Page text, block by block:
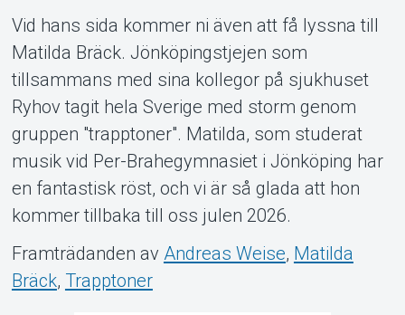
Vid hans sida kommer ni även att få lyssna till
Matilda Bräck. Jönköpingstjejen som
tillsammans med sina kollegor på sjukhuset
Ryhov tagit hela Sverige med storm genom
gruppen "trapptoner". Matilda, som studerat
musik vid Per-Brahegymnasiet i Jönköping har
en fantastisk röst, och vi är så glada att hon
kommer tillbaka till oss julen 2026.
Framträdanden av Andreas Weise, Matilda
Bräck, Trapptoner